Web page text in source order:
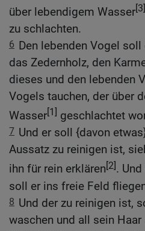
über lebendigem Wasser[3]
zu schlachten.
6 Den lebenden Vogel soll
das Zedernholz, den
dieses und den lebenden
Vogels tauchen, der über
Wasser[1] geschlachtet
7 Und er soll {davon
Aussatz zu reinigen ist,
ihn für rein erklären[2].
soll er ins freie Feld
8 Und der zu reinigen ist,
waschen und all sein